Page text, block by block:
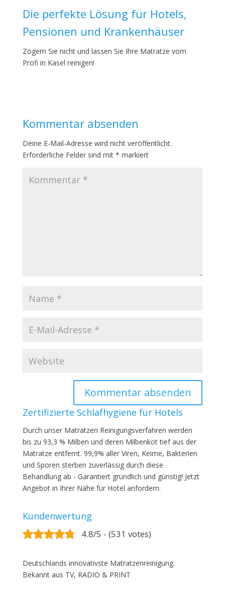
Die perfekte Lösung für Hotels,
Pensionen und Krankenhäuser
Zögern Sie nicht und lassen Sie Ihre Matratze vom
Profi in Kasel reinigen!
Kommentar absenden
Deine E-Mail-Adresse wird nicht veröffentlicht.
Erforderliche Felder sind mit * markiert
Zertifizierte Schlafhygiene für Hotels
Durch unser Matratzen Reinigungsverfahren werden
bis zu 93,3 % Milben und deren Milbenkot tief aus der
Matratze entfernt. 99,9% aller Viren, Keime, Bakterien
und Sporen sterben zuverlässig durch diese
Behandlung ab - Garantiert gründlich und günstig! Jetzt
Angebot in Ihrer Nähe für Hotel anfordern.
Kundenwertung
4.8/5 - (531 votes)
Deutschlands innovativste Matratzenreinigung.
Bekannt aus TV, RADIO & PRINT